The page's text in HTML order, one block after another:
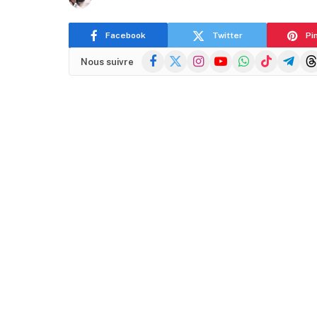
Facebook Twitter
Nous suivre Facebook
X
InstagramYouTubeWhatsAppTikTokTelegram